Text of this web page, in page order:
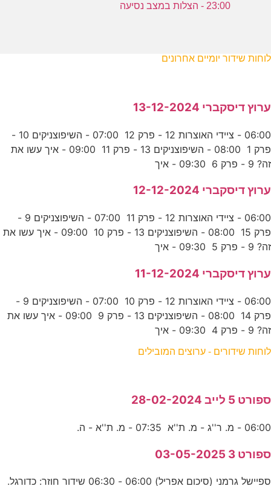
23:00 - הצלות במצב נסיעה
לוחות שידור יומיים אחרונים
ערוץ דיסקברי 13-12-2024
06:00 - ציידי האוצרות 12 - פרק 12 07:00 - השיפוצניקים 10 -
פרק 1 08:00 - השיפוצניקים 13 - פרק 11 09:00 - איך עשו את
זה? 9 - פרק 6 09:30 - איך
ערוץ דיסקברי 12-12-2024
06:00 - ציידי האוצרות 12 - פרק 11 07:00 - השיפוצניקים 9 -
פרק 15 08:00 - השיפוצניקים 13 - פרק 10 09:00 - איך עשו את
זה? 9 - פרק 5 09:30 - איך
ערוץ דיסקברי 11-12-2024
06:00 - ציידי האוצרות 12 - פרק 10 07:00 - השיפוצניקים 9 -
פרק 14 08:00 - השיפוצניקים 13 - פרק 9 09:00 - איך עשו את
זה? 9 - פרק 4 09:30 - איך
לוחות שידורים - ערוצים המובילים
ספורט 5 לייב 28-02-2024
06:00 - מ. ר''ג - מ. ת''א 07:35 - מ. ת''א - ה.
ספורט 3 03-05-2025
ספיישל גרמני (סיכום אפריל) 06:00 - 06:30 שידור חוזר: כדורגל.